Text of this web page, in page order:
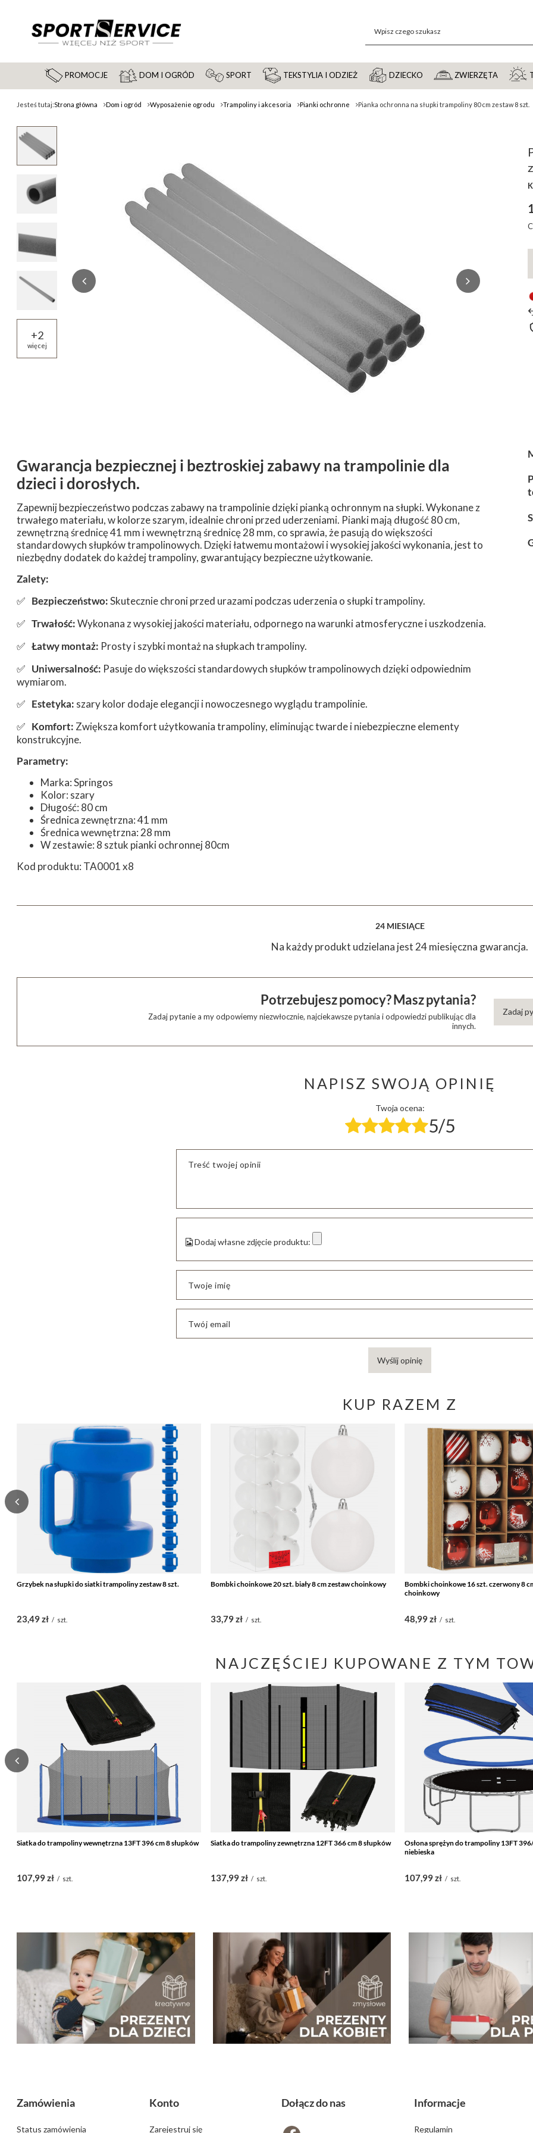
PROMOCJE DOM I OGRÓD SPORT TEKSTYLIA I ODZIEŻ DZIECKO ZWIERZĘTA
Jesteś tutaj:Strona główna Dom i ogród Wyposażenie ogrodu Trampoliny i akcesoria Pianki ochronne Pianka ochronna na słupki trampoliny 80 cm zestaw 8 szt.
+2
więcej
Gwarancja bezpiecznej i beztroskiej zabawy na trampolinie dla
dzieci i dorosłych.
Zapewnij bezpieczeństwo podczas zabawy na trampolinie dzięki pianką ochronnym na słupki. Wykonane z
trwałego materiału, w kolorze szarym, idealnie chroni przed uderzeniami. Pianki mają długość 80 cm,
zewnętrzną średnicę 41 mm i wewnętrzną średnicę 28 mm, co sprawia, że pasują do większości
standardowych słupków trampolinowych. Dzięki łatwemu montażowi i wysokiej jakości wykonania, jest to
niezbędny dodatek do każdej trampoliny, gwarantujący bezpieczne użytkowanie.
Zalety:
✅ Bezpieczeństwo:Skutecznie chroni przed urazami podczas uderzenia o słupki trampoliny.
✅ Trwałość:Wykonana z wysokiej jakości materiału, odpornego na warunki atmosferyczne i uszkodzenia.
✅ Łatwy montaż: Prosty i szybki montaż na słupkach trampoliny.
✅ Uniwersalność: Pasuje do większości standardowych słupków trampolinowych dzięki odpowiednim
wymiarom.
✅ Estetyka: szary kolor dodaje elegancji i nowoczesnego wyglądu trampolinie.
✅ Komfort: Zwiększa komfort użytkowania trampoliny, eliminując twarde i niebezpieczne elementy
konstrukcyjne.
Parametry:
Marka: Springos
Kolor: szary
Długość: 80 cm
Średnica zewnętrzna: 41 mm
Średnica wewnętrzna: 28 mm
W zestawie: 8 sztuk pianki ochronnej 80cm
Kod produktu: TA0001 x8
24 MIESIĄCE
Na każdy produkt udzielana jest 24 miesięczna gwarancja.
Potrzebujesz pomocy? Masz pytania?
Zadaj pytanie a my odpowiemy niezwłocznie, najciekawsze pytania i odpowiedzi publikując dla
innych.
Zadaj
NAPISZ SWOJĄ OPINIĘ
Twoja ocena:
5/5
Treść twojej opinii
Dodaj własne zdjęcie produktu:
Twoje imię
Twój email
Wyślij opinię
KUP RAZEM Z
Grzybek na słupki do siatki trampoliny zestaw 8 szt.
23,49 zł / szt.
Bombki choinkowe 20 szt. biały 8 cm zestaw choinkowy
33,79 zł / szt.
Bombki choinkowe 16 szt. czerwony 8
choinkowy
48,99 zł / szt.
NAJCZĘŚCIEJ KUPOWANE Z TYM
Siatka do trampoliny wewnętrzna 13FT 396 cm 8 słupków
107,99 zł / szt.
Siatka do trampoliny zewnętrzna 12FT 366 cm 8 słupków
137,99 zł / szt.
Osłona sprężyn do trampoliny 13FT
niebieska
107,99 zł / szt.
Zamówienia
Status zamówienia
Konto
Zarejestruj się
Dołącz do nas Informacje
Regulamin